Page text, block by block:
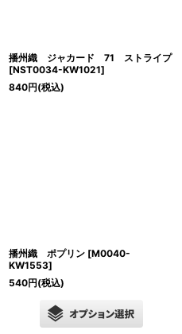
播州織 ジャカード 71 ストライプ
[NST0034-KW1021]
840円(税込)
播州織 ポプリン [M0040-
KW1553]
540円(税込)